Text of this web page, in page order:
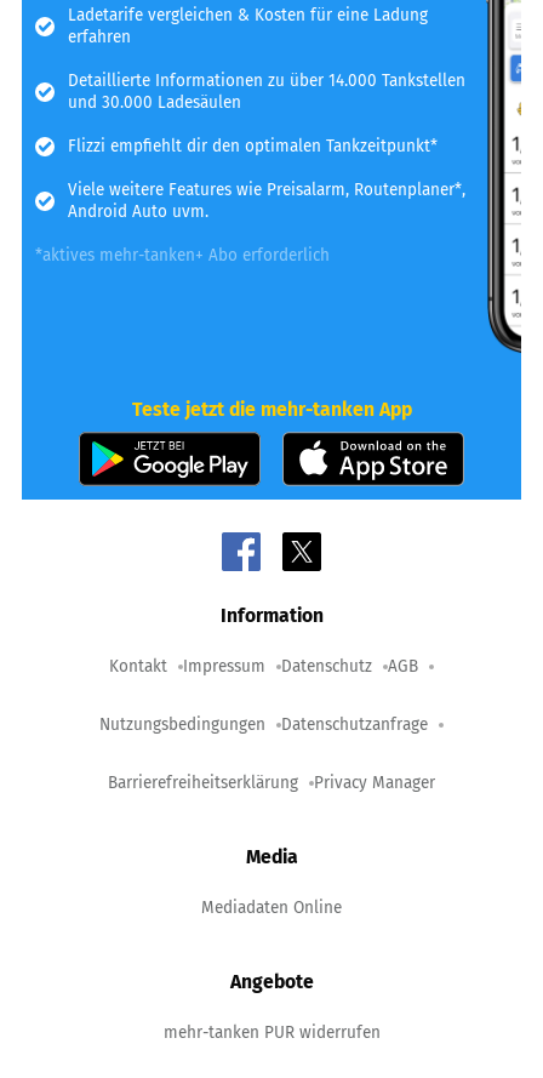
Ladetarife vergleichen & Kosten für eine Ladung
erfahren
Detaillierte Informationen zu über 14.000 Tankstellen
und 30.000 Ladesäulen
Flizzi empfiehlt dir den optimalen Tankzeitpunkt*
Viele weitere Features wie Preisalarm, Routenplaner*,
Android Auto uvm.
*aktives mehr-tanken+ Abo erforderlich
Teste jetzt die mehr-tanken App
Information
Kontakt Impressum Datenschutz AGB
Nutzungsbedingungen Datenschutzanfrage
Barrierefreiheitserklärung Privacy Manager
Media
Mediadaten Online
Angebote
mehr-tanken PUR widerrufen